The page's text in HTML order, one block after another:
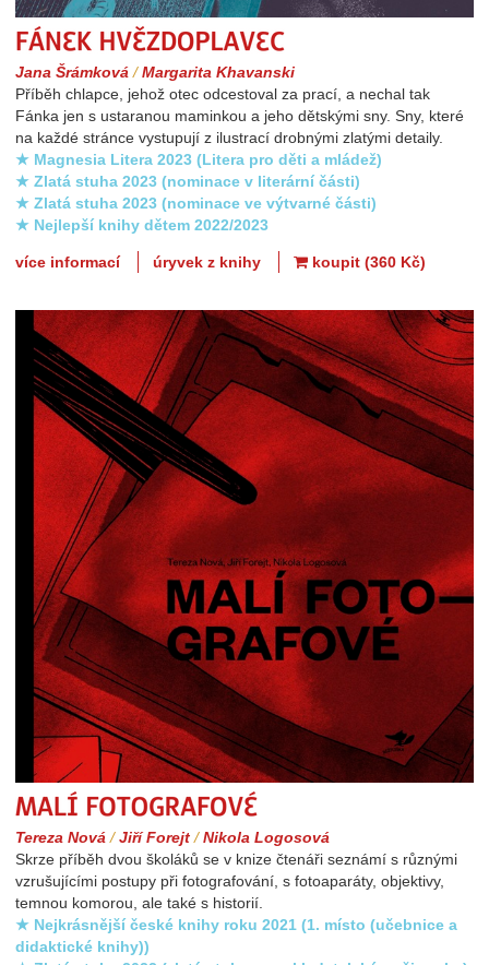
Jana Šrámková /Margarita Khavanski
Příběh chlapce, jehož otec odcestoval za prací, a nechal tak
Fánka jen s ustaranou maminkou a jeho dětskými sny. Sny, které
na každé stránce vystupují z ilustrací drobnými zlatými detaily.
★ Magnesia Litera 2023 (Litera pro děti a mládež)
★ Zlatá stuha 2023 (nominace v literární části)
★ Zlatá stuha 2023 (nominace ve výtvarné části)
★ Nejlepší knihy dětem 2022/2023
více informací úryvek z knihy koupit (360 Kč)
Tereza Nová /Jiří Forejt /Nikola Logosová
Skrze příběh dvou školáků se v knize čtenáři seznámí s různými
vzrušujícími postupy při fotografování, s fotoaparáty, objektivy,
temnou komorou, ale také s historií.
★ Nejkrásnější české knihy roku 2021 (1. místo (učebnice a
didaktické knihy))